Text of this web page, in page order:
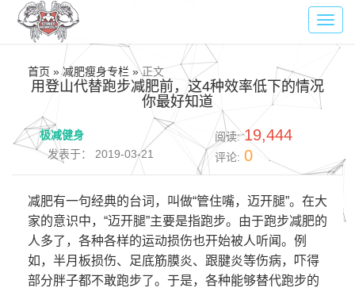
首页 » 减肥瘦身专栏 »正文
用登山代替跑步减肥前，这4种效率低下的情况
你最好知道
极减健身
发表于： 2019-03-21
阅读: 19,444
评论: 0
减肥有一句经典的台词，叫做“管住嘴，迈开腿”。在大
家的意识中，“迈开腿”主要是指跑步。由于跑步减肥的
人多了，各种各样的运动损伤也开始被人听闻。例
如，半月板损伤、足底筋膜炎、跟腱炎等伤病，吓得
部分胖子都不敢跑步了。于是，各种能够替代跑步的